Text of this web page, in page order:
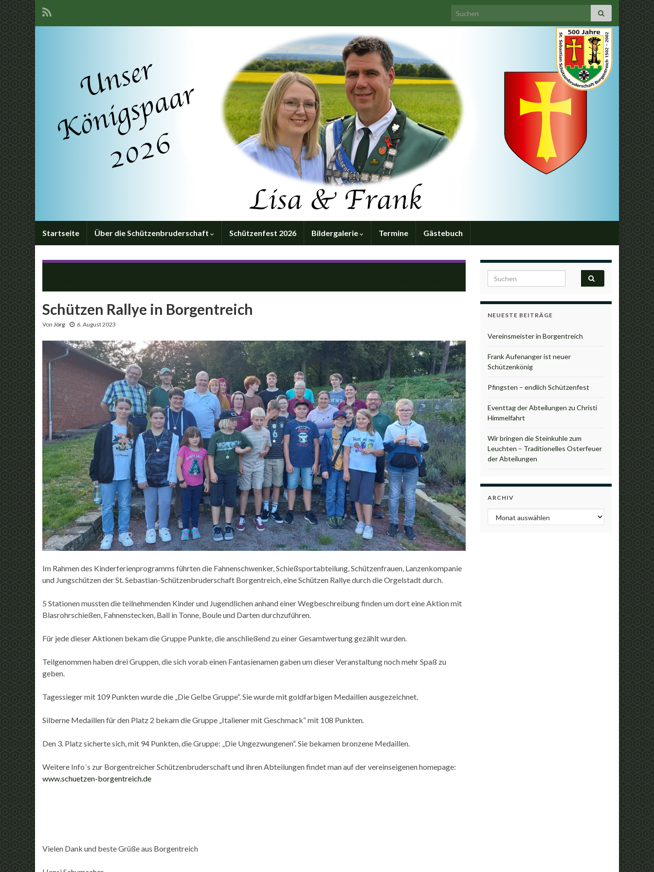
Search for:
Startseite Über die Schützenbruderschaft Schützenfest 2026 Bildergalerie Termine Gästebuch
Schützen Rallye in Borgentreich
Von Jörg 6. August 2023
Im Rahmen des Kinderferienprogramms führten die Fahnenschwenker, Schießsportabteilung, Schützenfrauen, Lanzenkompanie
und Jungschützen der St. Sebastian-Schützenbruderschaft Borgentreich, eine Schützen Rallye durch die Orgelstadt durch.
5 Stationen mussten die teilnehmenden Kinder und Jugendlichen anhand einer Wegbeschreibung finden um dort eine Aktion mit
Blasrohrschießen, Fahnenstecken, Ball in Tonne, Boule und Darten durchzuführen.
Für jede dieser Aktionen bekam die Gruppe Punkte, die anschließend zu einer Gesamtwertung gezählt wurden.
Teilgenommen haben drei Gruppen, die sich vorab einen Fantasienamen gaben um dieser Veranstaltung noch mehr Spaß zu
geben.
Tagessieger mit 109 Punkten wurde die „Die Gelbe Gruppe“. Sie wurde mit goldfarbigen Medaillen ausgezeichnet.
Silberne Medaillen für den Platz 2 bekam die Gruppe „Italiener mit Geschmack“ mit 108 Punkten.
Den 3. Platz sicherte sich, mit 94 Punkten, die Gruppe: „Die Ungezwungenen“. Sie bekamen bronzene Medaillen.
Weitere Info´s zur Borgentreicher Schützenbruderschaft und ihren Abteilungen findet man auf der vereinseigenen homepage:
www.schuetzen-borgentreich.de
Vielen Dank und beste Grüße aus Borgentreich
Search for:
NEUESTE BEITRÄGE
Vereinsmeister in Borgentreich
Frank Aufenanger ist neuer
Schützenkönig
Pfingsten – endlich Schützenfest
Eventtag der Abteilungen zu Christi
Himmelfahrt
Wir bringen die Steinkuhle zum
Leuchten – Traditionelles Osterfeuer
der Abteilungen
ARCHIV
Archiv